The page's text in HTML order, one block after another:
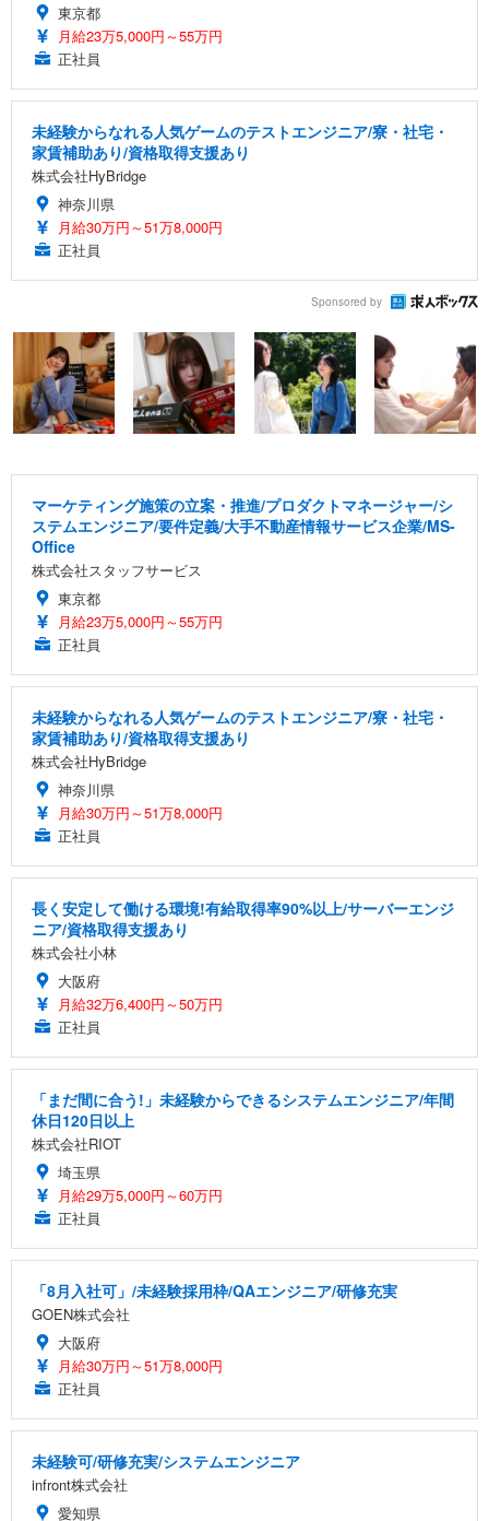
東京都
月給23万5,000円～55万円
正社員
未経験からなれる人気ゲームのテストエンジニア/寮・社宅・
家賃補助あり/資格取得支援あり
株式会社HyBridge
神奈川県
月給30万円～51万8,000円
正社員
Sponsored by
マーケティング施策の立案・推進/プロダクトマネージャー/シ
ステムエンジニア/要件定義/大手不動産情報サービス企業/MS-
Office
株式会社スタッフサービス
東京都
月給23万5,000円～55万円
正社員
未経験からなれる人気ゲームのテストエンジニア/寮・社宅・
家賃補助あり/資格取得支援あり
株式会社HyBridge
神奈川県
月給30万円～51万8,000円
正社員
長く安定して働ける環境!有給取得率90%以上/サーバーエンジ
ニア/資格取得支援あり
株式会社小林
大阪府
月給32万6,400円～50万円
正社員
「まだ間に合う!」未経験からできるシステムエンジニア/年間
休日120日以上
株式会社RIOT
埼玉県
月給29万5,000円～60万円
正社員
「8月入社可」/未経験採用枠/QAエンジニア/研修充実
GOEN株式会社
大阪府
月給30万円～51万8,000円
正社員
未経験可/研修充実/システムエンジニア
infront株式会社
愛知県